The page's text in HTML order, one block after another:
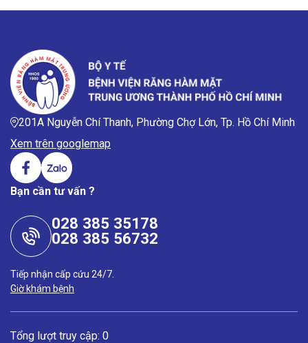
201A Nguyễn Chí Thanh, Phường Chợ Lớn, Tp. Hồ Chí Minh
Xem trên googlemap
Bạn cần tư vấn ?
028 385 35178
028 385 56732
Tiếp nhận cấp cứu 24/7.
Giờ khám bệnh
Tổng lượt truy cập: 0